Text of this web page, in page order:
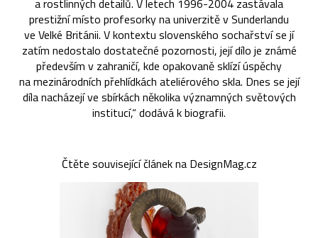
a rostlinných detailů. V letech 1996-2004 zastávala
prestižní místo profesorky na univerzitě v Sunderlandu
ve Velké Británii. V kontextu slovenského sochařství se jí
zatím nedostalo dostatečné pozornosti, její dílo je známé
především v zahraničí, kde opakovaně sklízí úspěchy
na mezinárodních přehlídkách ateliérového skla. Dnes se její
díla nacházejí ve sbírkách několika významných světových
institucí,“ dodává k biografii.
Čtěte související článek na DesignMag.cz